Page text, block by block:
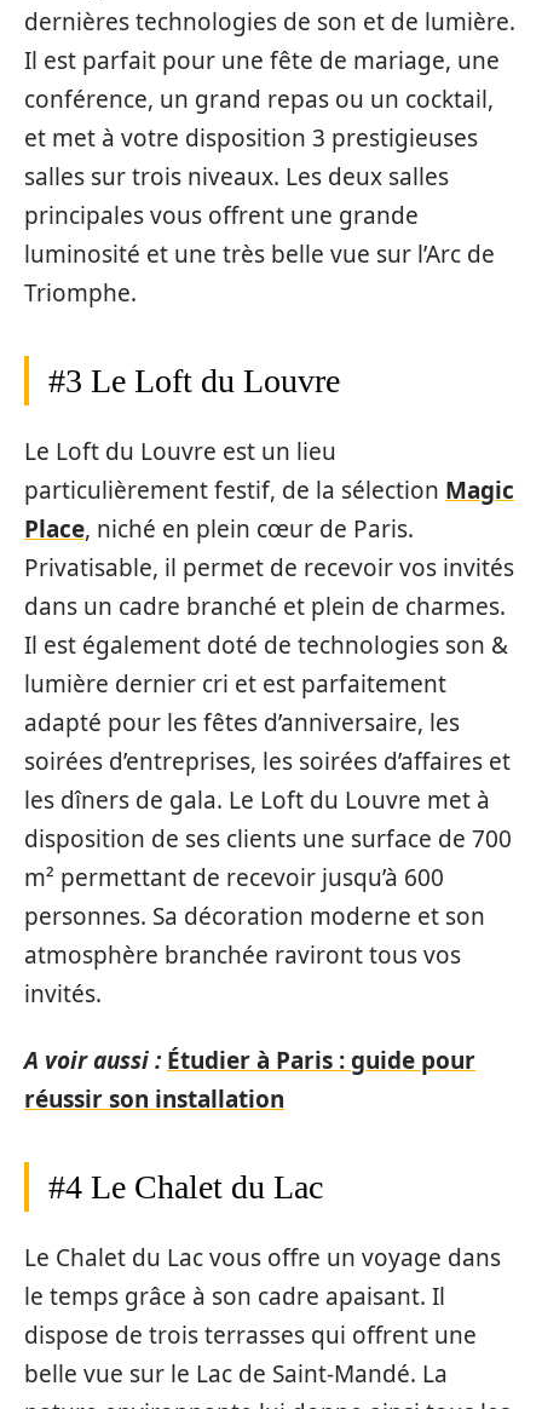
dernières technologies de son et de lumière.
Il est parfait pour une fête de mariage, une
conférence, un grand repas ou un cocktail,
et met à votre disposition 3 prestigieuses
salles sur trois niveaux. Les deux salles
principales vous offrent une grande
luminosité et une très belle vue sur l’Arc de
Triomphe.
#3 Le Loft du Louvre
Le Loft du Louvre est un lieu
particulièrement festif, de la sélection Magic
Place, niché en plein cœur de Paris.
Privatisable, il permet de recevoir vos invités
dans un cadre branché et plein de charmes.
Il est également doté de technologies son &
lumière dernier cri et est parfaitement
adapté pour les fêtes d’anniversaire, les
soirées d’entreprises, les soirées d’affaires et
les dîners de gala. Le Loft du Louvre met à
disposition de ses clients une surface de 700
m² permettant de recevoir jusqu’à 600
personnes. Sa décoration moderne et son
atmosphère branchée raviront tous vos
invités.
A voir aussi : Étudier à Paris : guide pour
réussir son installation
#4 Le Chalet du Lac
Le Chalet du Lac vous offre un voyage dans
le temps grâce à son cadre apaisant. Il
dispose de trois terrasses qui offrent une
belle vue sur le Lac de Saint-Mandé. La